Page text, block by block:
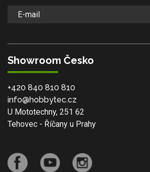
Showroom Česko
+420 840 810 810
info@hobbytec.cz
U Mototechny, 251 62
Tehovec - Říčany u Prahy